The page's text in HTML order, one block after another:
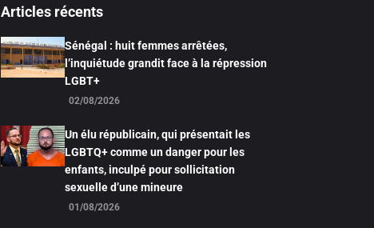
Articles récents
Sénégal : huit femmes arrêtées,
l’inquiétude grandit face à la répression
LGBT+
02/08/2026
Un élu républicain, qui présentait les
LGBTQ+ comme un danger pour les
enfants, inculpé pour sollicitation
sexuelle d’une mineure
01/08/2026